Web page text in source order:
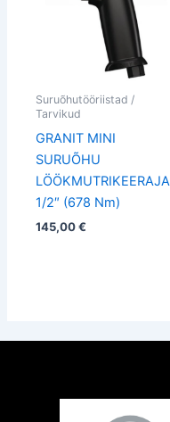
Suruõhutööriistad /
Tarvikud
GRANIT MINI
SURUÕHU
LÖÖKMUTRIKEERAJA
1/2″ (678 Nm)
145,00€